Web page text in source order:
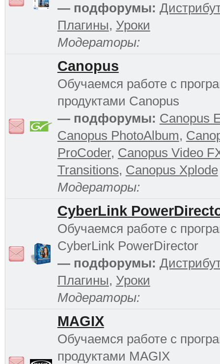
— подфорумы:
Плагины, Уроки
Модераторы:
Canopus
Обучаемся работе с
продуктами Canopus
— подфорумы: Canopus
Canopus PhotoAlbum,
ProCoder, Canopus Video
Transitions, Canopus Xplode
Модераторы:
CyberLink
Обучаемся работе с
CyberLink PowerDirector
— подфорумы:
Плагины, Уроки
Модераторы:
MAGIX
Обучаемся работе с
продуктами MAGIX